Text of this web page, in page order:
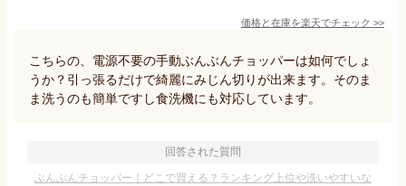
価格と在庫を楽天でチェック >>
こちらの、電源不要の手動ぶんぶんチョッパーは如何でしょ
うか？引っ張るだけで綺麗にみじん切りが出来ます。そのま
ま洗うのも簡単ですし食洗機にも対応しています。
回答された質問
ぶんぶんチョッパー｜どこで買える？ランキング上位や洗いやすいな